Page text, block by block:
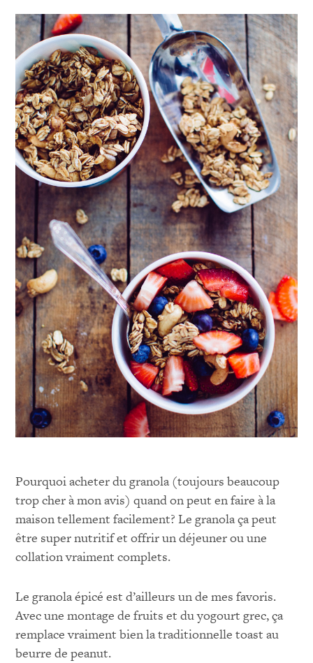
Pourquoi acheter du granola (toujours beaucoup
trop cher à mon avis) quand on peut en faire à la
maison tellement facilement? Le granola ça peut
être super nutritif et offrir un déjeuner ou une
collation vraiment complets.
Le granola épicé est d’ailleurs un de mes favoris.
Avec une montage de fruits et du yogourt grec, ça
remplace vraiment bien la traditionnelle toast au
beurre de peanut.